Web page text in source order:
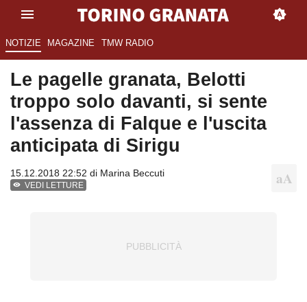
NOTIZIE MAGAZINE TMW RADIO
Le pagelle granata, Belotti
troppo solo davanti, si sente
l'assenza di Falque e l'uscita
anticipata di Sirigu
15.12.2018 22:52 di Marina Beccuti
VEDI LETTURE